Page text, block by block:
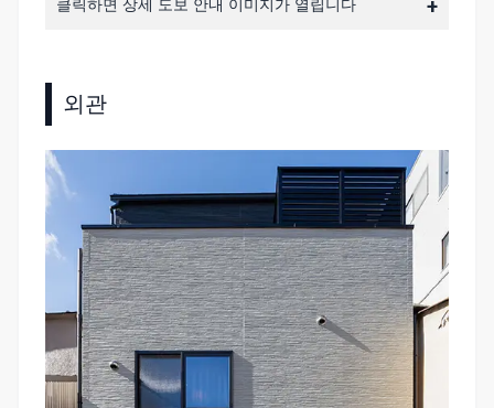
클릭하면 상세 도보 안내 이미지가 열립니다
외관